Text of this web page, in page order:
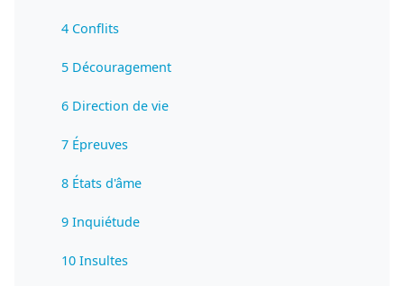
4 Conflits
5 Découragement
6 Direction de vie
7 Épreuves
8 États d'âme
9 Inquiétude
10 Insultes